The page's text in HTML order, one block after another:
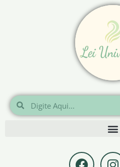
Pesquisar
Pesquisar
F I